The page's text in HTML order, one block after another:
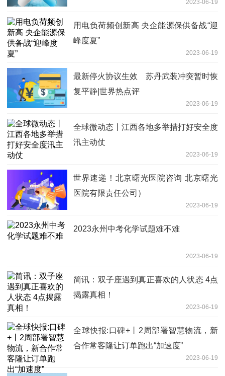
2023-06-19
用电负荷频创新高 央企能源保供备战“迎
峰度夏”
2023-06-19
最新停火协议生效 苏丹武装冲突暂时恢
复平静|世界热点评
2023-06-19
全球微动态丨江西各地多举措打好安全度
汛主动仗
2023-06-19
世界速递！北京曙光医院咨询 北京曙光
医院有限责任公司）
2023-06-19
2023永州中考化学试题难不难
2023-06-19
简讯：双子座遇到真正喜欢的人状态 4点
揭露真相！
2023-06-19
全球快报:口碑+丨2周部署智慧物流，新
合作常客隆让订单跑出“加速度”
2023-06-19